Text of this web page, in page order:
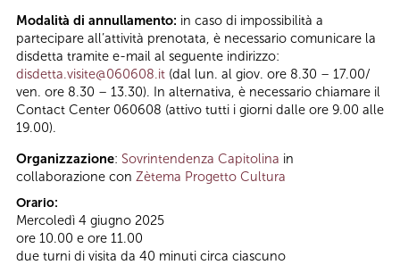
Modalità di annullamento: in caso di impossibilità a
partecipare all’attività prenotata, è necessario comunicare la
disdetta tramite e-mail al seguente indirizzo:
disdetta.visite@060608.it (dal lun. al giov. ore 8.30 – 17.00/
ven. ore 8.30 – 13.30). In alternativa, è necessario chiamare il
Contact Center 060608 (attivo tutti i giorni dalle ore 9.00 alle
19.00).
Organizzazione: Sovrintendenza Capitolina in
collaborazione con Zètema Progetto Cultura
Orario:
Mercoledì 4 giugno 2025
ore 10.00 e ore 11.00
due turni di visita da 40 minuti circa ciascuno